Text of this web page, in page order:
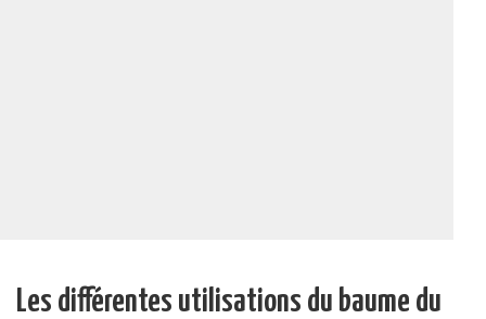
Les différentes utilisations du baume du